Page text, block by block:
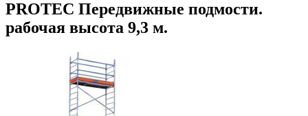
PROTEC Передвижные подмости.
рабочая высота 9,3 м.